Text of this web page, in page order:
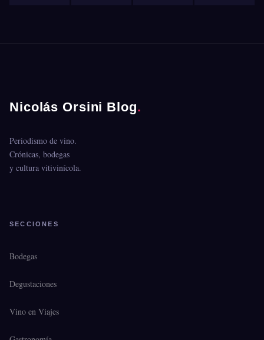
Nicolás Orsini Blog.
Periodismo de vino.
Crónicas, bodegas
y cultura vitivinícola.
SECCIONES
Bodegas
Degustaciones
Vino en Viajes